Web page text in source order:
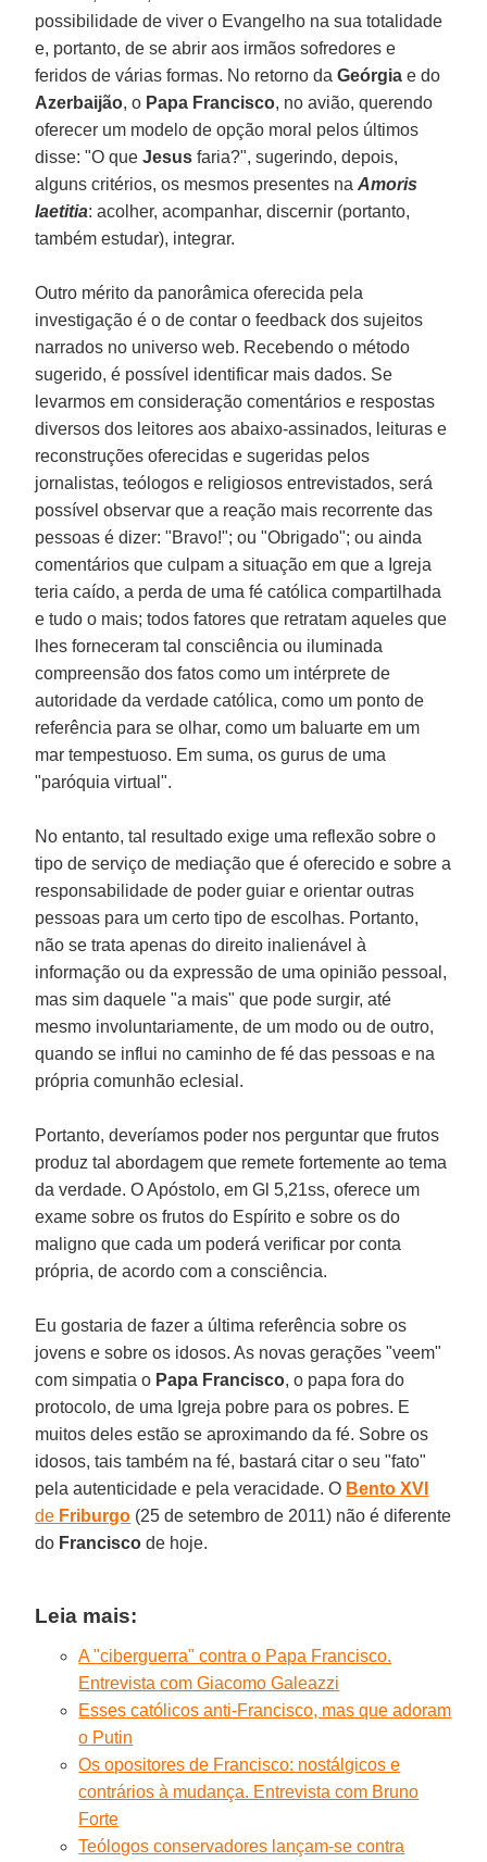
possibilidade de viver o Evangelho na sua totalidade
e, portanto, de se abrir aos irmãos sofredores e
feridos de várias formas. No retorno daGeórgia e do
Azerbaijão, o Papa Francisco, no avião, querendo
oferecer um modelo de opção moral pelos últimos
disse: "O queJesus faria?", sugerindo, depois,
alguns critérios, os mesmos presentes naAmoris
laetitia: acolher, acompanhar, discernir (portanto,
também estudar), integrar.
Outro mérito da panorâmica oferecida pela
investigação é o de contar o feedback dos sujeitos
narrados no universo web. Recebendo o método
sugerido, é possível identificar mais dados. Se
levarmos em consideração comentários e respostas
diversos dos leitores aos abaixo-assinados, leituras e
reconstruções oferecidas e sugeridas pelos
jornalistas, teólogos e religiosos entrevistados, será
possível observar que a reação mais recorrente das
pessoas é dizer: "Bravo!"; ou "Obrigado"; ou ainda
comentários que culpam a situação em que a Igreja
teria caído, a perda de uma fé católica compartilhada
e tudo o mais; todos fatores que retratam aqueles que
lhes forneceram tal consciência ou iluminada
compreensão dos fatos como um intérprete de
autoridade da verdade católica, como um ponto de
referência para se olhar, como um baluarte em um
mar tempestuoso. Em suma, os gurus de uma
"paróquia virtual".
No entanto, tal resultado exige uma reflexão sobre o
tipo de serviço de mediação que é oferecido e sobre a
responsabilidade de poder guiar e orientar outras
pessoas para um certo tipo de escolhas. Portanto,
não se trata apenas do direito inalienável à
informação ou da expressão de uma opinião pessoal,
mas sim daquele "a mais" que pode surgir, até
mesmo involuntariamente, de um modo ou de outro,
quando se influi no caminho de fé das pessoas e na
própria comunhão eclesial.
Portanto, deveríamos poder nos perguntar que frutos
produz tal abordagem que remete fortemente ao tema
da verdade. O Apóstolo, em Gl 5,21ss, oferece um
exame sobre os frutos do Espírito e sobre os do
maligno que cada um poderá verificar por conta
própria, de acordo com a consciência.
Eu gostaria de fazer a última referência sobre os
jovens e sobre os idosos. As novas gerações "veem"
com simpatia o Papa Francisco, o papa fora do
protocolo, de uma Igreja pobre para os pobres. E
muitos deles estão se aproximando da fé. Sobre os
idosos, tais também na fé, bastará citar o seu "fato"
pela autenticidade e pela veracidade. O Bento XVI
de Friburgo (25 de setembro de 2011) não é diferente
do Francisco de hoje.
Leia mais:
A "ciberguerra" contra o Papa Francisco.
Entrevista com Giacomo Galeazzi
Esses católicos anti-Francisco, mas que adoram
o Putin
Os opositores de Francisco: nostálgicos e
contrários à mudança. Entrevista com Bruno
Forte
Teólogos conservadores lançam-se contra